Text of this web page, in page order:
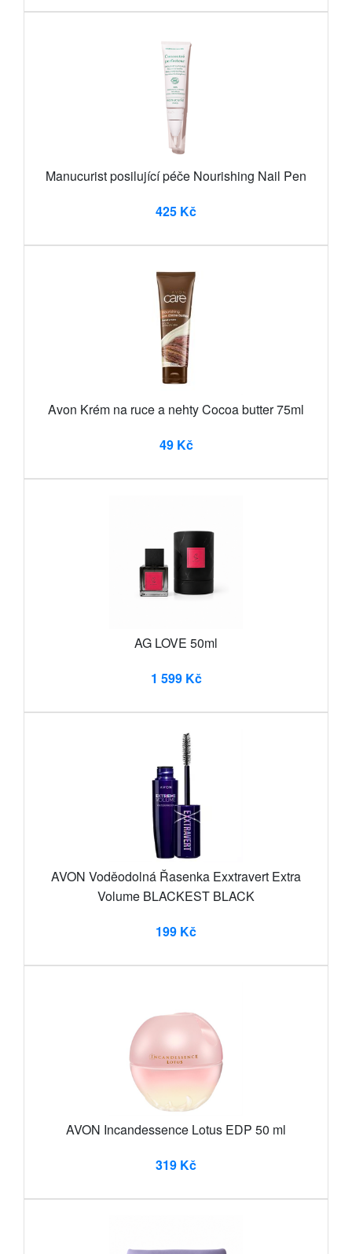
Manucurist posilující péče Nourishing Nail Pen
425 Kč
Avon Krém na ruce a nehty Cocoa butter 75ml
49 Kč
AG LOVE 50ml
1 599 Kč
AVON Voděodolná Řasenka Exxtravert Extra
Volume BLACKEST BLACK
199 Kč
AVON Incandessence Lotus EDP 50 ml
319 Kč